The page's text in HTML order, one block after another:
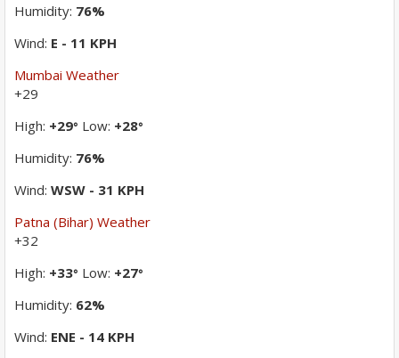
Humidity: 76%
Wind: E - 11 KPH
Mumbai Weather
+29
High: +29° Low: +28°
Humidity: 76%
Wind: WSW - 31 KPH
Patna (Bihar) Weather
+32
High: +33° Low: +27°
Humidity: 62%
Wind: ENE - 14 KPH